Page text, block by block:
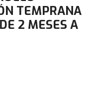
TEMPRANA
2 MESES A